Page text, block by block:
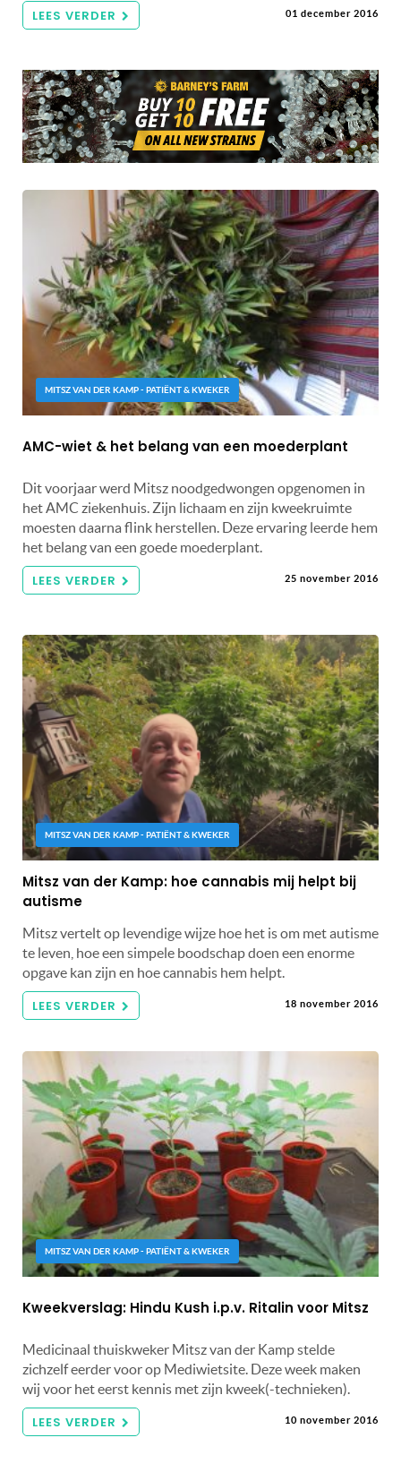
LEES VERDER 01 december 2016
MITSZ VAN DER KAMP - PATIËNT & KWEKER
AMC-wiet & het belang van een moederplant
Dit voorjaar werd Mitsz noodgedwongen opgenomen in
het AMC ziekenhuis. Zijn lichaam en zijn kweekruimte
moesten daarna flink herstellen. Deze ervaring leerde hem
het belang van een goede moederplant.
LEES VERDER 25 november 2016
MITSZ VAN DER KAMP - PATIËNT & KWEKER
Mitsz van der Kamp: hoe cannabis mij helpt bij
autisme
Mitsz vertelt op levendige wijze hoe het is om met autisme
te leven, hoe een simpele boodschap doen een enorme
opgave kan zijn en hoe cannabis hem helpt.
LEES VERDER 18 november 2016
MITSZ VAN DER KAMP - PATIËNT & KWEKER
Kweekverslag: Hindu Kush i.p.v. Ritalin voor Mitsz
Medicinaal thuiskweker Mitsz van der Kamp stelde
zichzelf eerder voor op Mediwietsite. Deze week maken
wij voor het eerst kennis met zijn kweek(-technieken).
LEES VERDER 10 november 2016